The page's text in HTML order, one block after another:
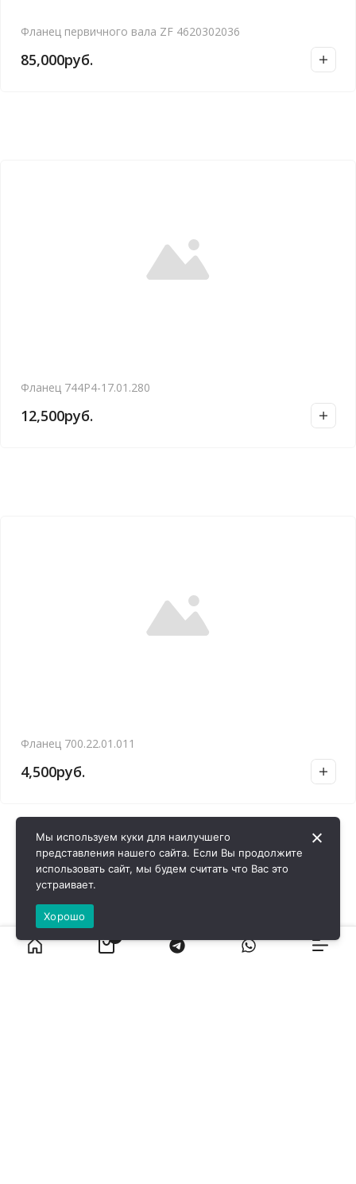
Фланец первичного вала ZF 4620302036
85,000руб.
Фланец 744Р4-17.01.280
12,500руб.
Фланец 700.22.01.011
4,500руб.
Мы используем куки для наилучшего
представления нашего сайта. Если Вы продолжите
использовать сайт, мы будем считать что Вас это
устраивает.
Хорошо